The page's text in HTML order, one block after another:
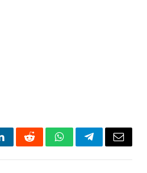
RedditWhatsAppTelegramEmail